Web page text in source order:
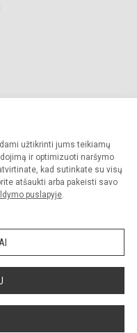
užtikrinti jums teikiamų
ir optimizuoti naršymo
kad sutinkate su visų
atšaukti arba pakeisti savo
puslapyje.
Visos teisės saugomos.
griežtai draudžiama.
valdymas